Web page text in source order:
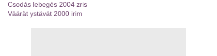
Csodás lebegés 2004 zris
Väärät ystävät 2000 irim